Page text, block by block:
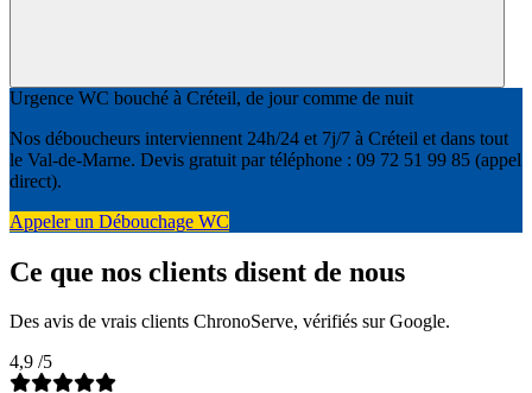
Urgence WC bouché à Créteil, de jour comme de nuit
Nos déboucheurs interviennent 24h/24 et 7j/7 à Créteil et dans tout
le Val-de-Marne. Devis gratuit par téléphone : 09 72 51 99 85 (appel
direct).
Appeler un Débouchage WC
Ce que nos clients disent de nous
Des avis de vrais clients ChronoServe, vérifiés sur Google.
4,9 /5